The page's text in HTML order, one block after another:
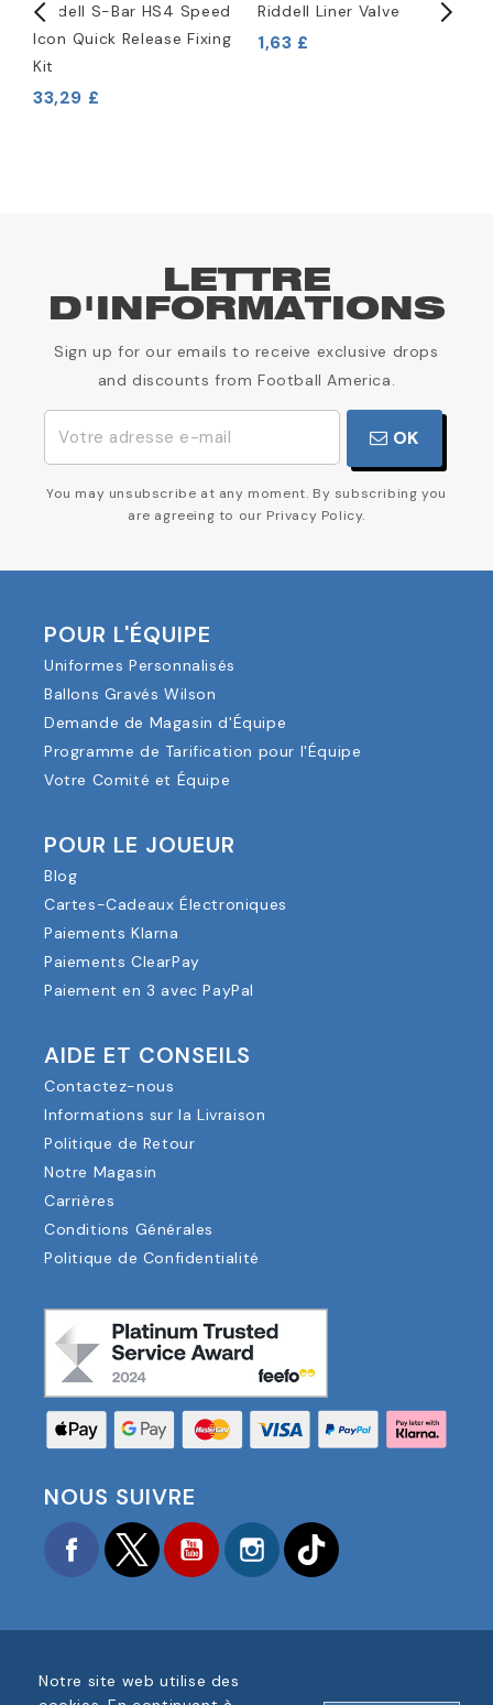
Riddell S-Bar HS4 Speed
Icon Quick Release Fixing
Kit
33,29 £
Riddell Liner Valve
1,63 £
LETTRE
D'INFORMATIONS
Sign up for our emails to receive exclusive drops
and discounts from Football America.
OK
You may unsubscribe at any moment. By subscribing you
are agreeing to our Privacy Policy.
POUR L'ÉQUIPE
Uniformes Personnalisés
Ballons Gravés Wilson
Demande de Magasin d'Équipe
Programme de Tarification pour l'Équipe
Votre Comité et Équipe
POUR LE JOUEUR
Blog
Cartes-Cadeaux Électroniques
Paiements Klarna
Paiements ClearPay
Paiement en 3 avec PayPal
AIDE ET CONSEILS
Contactez-nous
Informations sur la Livraison
Politique de Retour
Notre Magasin
Carrières
Conditions Générales
Politique de Confidentialité
NOUS SUIVRE
FacebookTwitter YouTubeInstagram
COPYRIGHT © 2025 FOOTBALL AMERICA UK TOUS
Notre site web utilise des